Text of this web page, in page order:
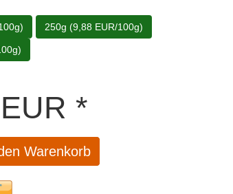
250g (9,88 EUR/100g)
EUR *
Warenkorb